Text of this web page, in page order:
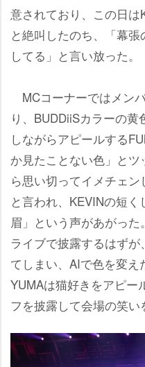
意されており、この日は
と絶叫したのち、「幕
してる」と言い放った。
MCコーナーではメン
り、BUDDiiSカラーの
しながらアピールする
か見たことない色」と
ら思い切ってイメチェン
と言われ、KEVINの短
眉」という声があがっ
ライブで披露するはず
てしまい、AIで色を変え
YUMAは猫好きをアピー
フを披露して会場の笑い